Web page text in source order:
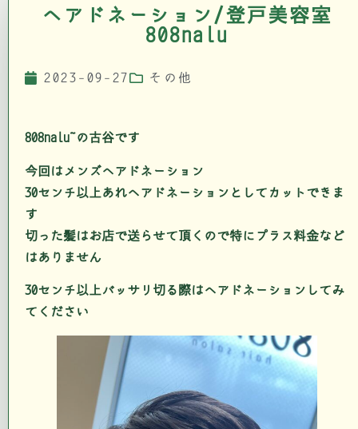
ヘアドネーション/登戸美容室
808nalu
2023-09-27 その他
808nalu の古谷です
今回はメンズヘアドネーション
30センチ以上あれヘアドネーションとしてカットできま
す
切った髪はお店で送らせて頂くので特にプラス料金など
はありません
30センチ以上バッサリ切る際はヘアドネーションしてみ
てください